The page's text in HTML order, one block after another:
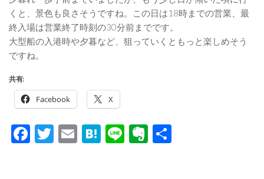
くと、景色も良さそうですね。この日は18時までの営業、最
終入場は営業終了時刻の30分前までです。
大型船の入港時や夕暮など、狙っていくともっと楽しめそう
ですね。
共有:
Facebook X
Facebook
Twitter
EmailHatena
LineEvernote